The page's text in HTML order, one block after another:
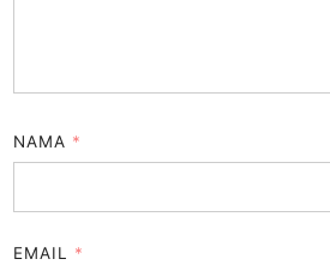
NAMA *
EMAIL *